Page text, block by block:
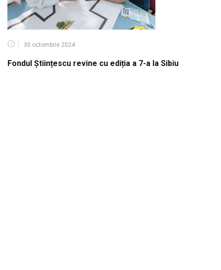
30 octombrie 2024
Fondul Științescu revine cu ediția a 7-a la Sibiu